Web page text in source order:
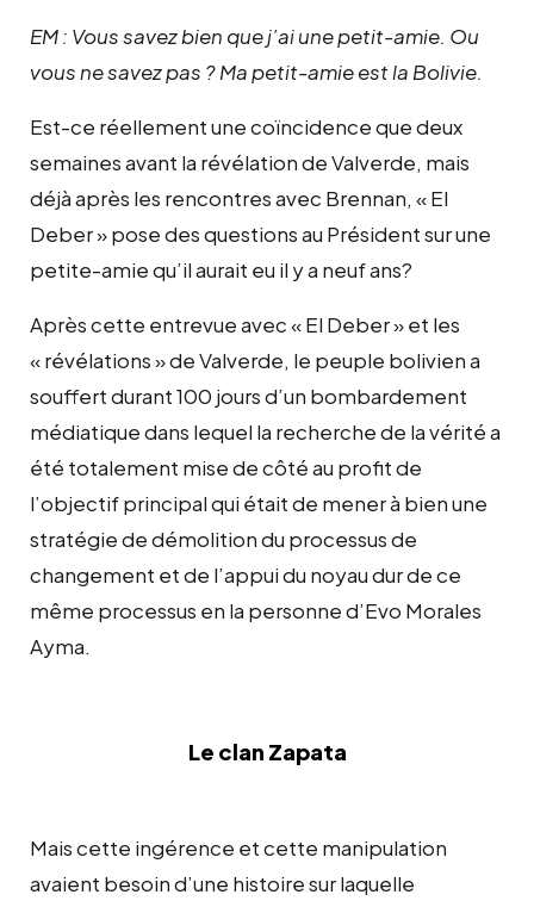
EM : Vous savez bien que j’ai une petit-amie. Ou
vous ne savez pas ? Ma petit-amie est la Bolivie.
Est-ce réellement une coïncidence que deux
semaines avant la révélation de Valverde, mais
déjà après les rencontres avec Brennan, « El
Deber » pose des questions au Président sur une
petite-amiequ’il aurait eu il y a neuf ans?
Après cette entrevue avec « El Deber » et les
« révélations » de Valverde, le peuple bolivien a
souffert durant 100 jours d’un bombardement
médiatique dans lequel la recherche de la vérité a
été totalement mise de côté au profit de
l’objectif principal qui était de mener à bien une
stratégie de démolition du processus de
changement et de l’appui du noyau dur de ce
même processus en la personne d’Evo Morales
Ayma.
Le clan Zapata
Mais cette ingérence et cette manipulation
avaient besoin d’une histoire sur laquelle